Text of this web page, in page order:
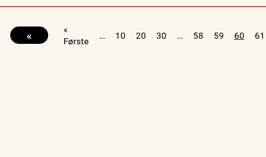
«
Første
« ... 10 20 30 ... 58 59 60 61